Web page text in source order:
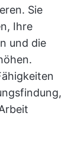
Sie
Ihre
und die